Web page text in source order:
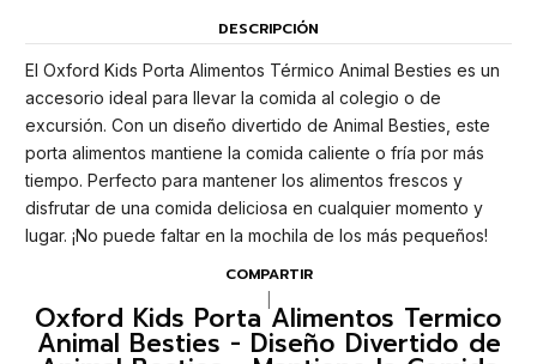
DESCRIPCIÓN
El Oxford Kids Porta Alimentos Térmico Animal Besties es un
accesorio ideal para llevar la comida al colegio o de
excursión. Con un diseño divertido de Animal Besties, este
porta alimentos mantiene la comida caliente o fría por más
tiempo. Perfecto para mantener los alimentos frescos y
disfrutar de una comida deliciosa en cualquier momento y
lugar. ¡No puede faltar en la mochila de los más pequeños!
COMPARTIR
Oxford Kids Porta Alimentos Termico
Animal Besties - Diseño Divertido de